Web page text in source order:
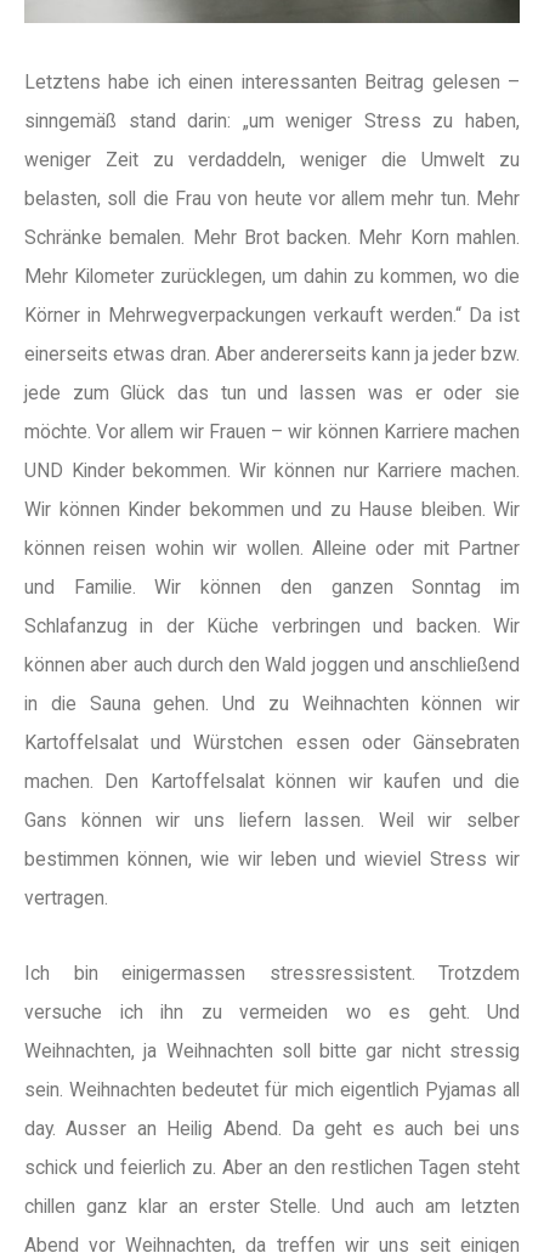
Letztens habe ich einen interessanten Beitrag gelesen –
sinngemäß stand darin: „um weniger Stress zu haben,
weniger Zeit zu verdaddeln, weniger die Umwelt zu
belasten, soll die Frau von heute vor allem mehr tun. Mehr
Schränke bemalen. Mehr Brot backen. Mehr Korn mahlen.
Mehr Kilometer zurücklegen, um dahin zu kommen, wo die
Körner in Mehrwegverpackungen verkauft werden.“ Da ist
einerseits etwas dran. Aber andererseits kann ja jeder bzw.
jede zum Glück das tun und lassen was er oder sie
möchte. Vor allem wir Frauen – wir können Karriere machen
UND Kinder bekommen. Wir können nur Karriere machen.
Wir können Kinder bekommen und zu Hause bleiben. Wir
können reisen wohin wir wollen. Alleine oder mit Partner
und Familie. Wir können den ganzen Sonntag im
Schlafanzug in der Küche verbringen und backen. Wir
können aber auch durch den Wald joggen und anschließend
in die Sauna gehen. Und zu Weihnachten können wir
Kartoffelsalat und Würstchen essen oder Gänsebraten
machen. Den Kartoffelsalat können wir kaufen und die
Gans können wir uns liefern lassen. Weil wir selber
bestimmen können, wie wir leben und wieviel Stress wir
vertragen.
Ich bin einigermassen stressressistent. Trotzdem
versuche ich ihn zu vermeiden wo es geht. Und
Weihnachten, ja Weihnachten soll bitte gar nicht stressig
sein. Weihnachten bedeutet für mich eigentlich Pyjamas all
day. Ausser an Heilig Abend. Da geht es auch bei uns
schick und feierlich zu. Aber an den restlichen Tagen steht
chillen ganz klar an erster Stelle. Und auch am letzten
Abend vor Weihnachten, da treffen wir uns seit einigen